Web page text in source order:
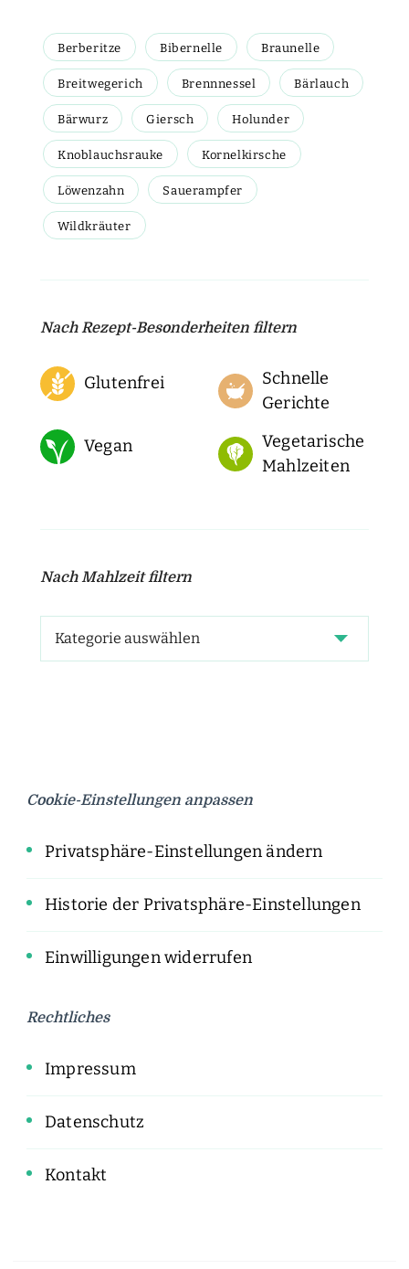
Berberitze Bibernelle Braunelle
Breitwegerich Brennnessel Bärlauch
Bärwurz Giersch Holunder
Knoblauchsrauke Kornelkirsche
Löwenzahn Sauerampfer
Wildkräuter
Nach Rezept-Besonderheiten filtern
Glutenfrei
Schnelle
Gerichte
Vegan
Vegetarische
Mahlzeiten
Nach Mahlzeit filtern
Cookie-Einstellungen anpassen
Privatsphäre-Einstellungen ändern
Historie der Privatsphäre-Einstellungen
Einwilligungen widerrufen
Rechtliches
Impressum
Datenschutz
Kontakt